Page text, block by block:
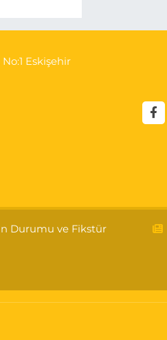
Eskişehir
Durumu ve Fikstür